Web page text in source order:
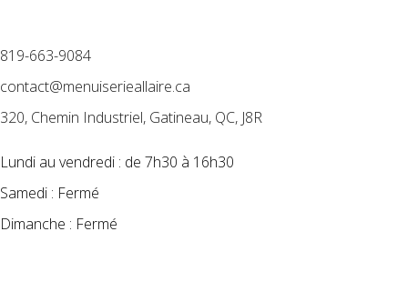
819-663-9084
contact@menuiserieallaire.ca
320, Chemin Industriel, Gatineau, QC, J8R
Lundi au vendredi : de 7h30 à 16h30
Samedi : Fermé
Dimanche : Fermé